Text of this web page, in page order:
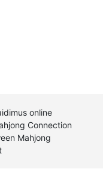
online
Connection
Mahjong